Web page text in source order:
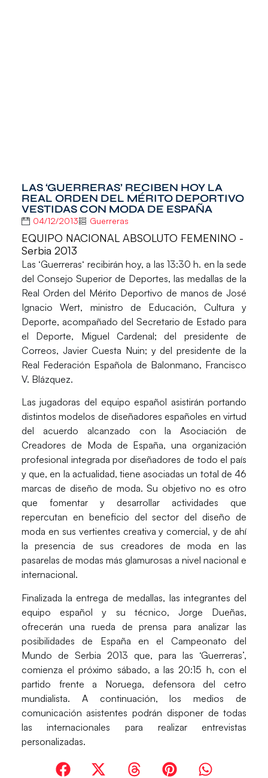
LAS ‘GUERRERAS’ RECIBEN HOY LA
REAL ORDEN DEL MÉRITO DEPORTIVO
VESTIDAS CON MODA DE ESPAÑA
04/12/2013 Guerreras
EQUIPO NACIONAL ABSOLUTO FEMENINO -
Serbia 2013
Las ‘Guerreras‘ recibirán hoy, a las 13:30 h. en la sede
del Consejo Superior de Deportes, las medallas de la
Real Orden del Mérito Deportivo de manos deJosé
Ignacio Wert, ministro de Educación, Cultura y
Deporte, acompañado del Secretario de Estado para
el Deporte, Miguel Cardenal; del presidente de
Correos, Javier Cuesta Nuin; y del presidente de la
Real Federación Española de Balonmano, Francisco
V. Blázquez.
Las jugadoras del equipo español asistirán portando
distintos modelos de diseñadores españoles en virtud
del acuerdo alcanzado con laAsociación de
Creadores de Moda de España, una organización
profesional integrada por diseñadores de todo el país
y que, en la actualidad, tiene asociadas un total de 46
marcas de diseño de moda. Su objetivo no es otro
que fomentar y desarrollar actividades que
repercutan en beneficio del sector del diseño de
moda en sus vertientes creativa y comercial, y de ahí
la presencia de sus creadores de moda en las
pasarelas de modas más glamurosas a nivel nacional e
internacional.
Finalizada la entrega de medallas, las integrantes del
equipo español y su técnico, Jorge Dueñas,
ofrecerán una rueda de prensa para analizar las
posibilidades de España en el Campeonato del
Mundo de Serbia 2013 que, para las ‘Guerreras’,
comienza el próximo sábado, a las 20:15 h, con el
partido frente a Noruega, defensora del cetro
mundialista. A continuación, los medios de
comunicación asistentes podrán disponer de todas
las internacionales para realizar entrevistas
personalizadas.